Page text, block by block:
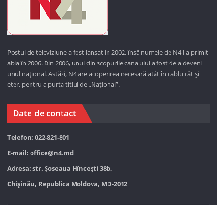
Postul de televiziune a fost lansat in 2002, însă numele de N4 l-a primit
abia în 2006. Din 2006, unul din scopurile canalului a fost de a deveni
unul național. Astăzi, N4 are acoperirea necesară atât în cablu cât și
eter, pentru a purta titlul de „Național”.
Date de contact
Telefon: 022-821-801
E-mail: office@n4.md
Adresa: str. Șoseaua Hînceşti 38b,
Chișinău, Republica Moldova, MD-2012